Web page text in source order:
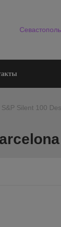
Севастополь
Silent 100